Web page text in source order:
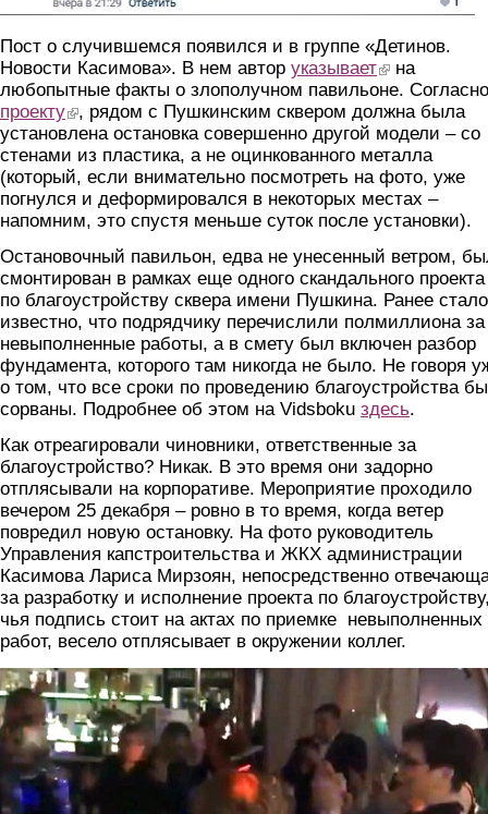
Пост о случившемся появился и в группе «Детинов.
Новости Касимова». В нем автор указывает(link is external)
на
любопытные факты о злополучном павильоне. Согласно
проекту(link is external)
, рядом с Пушкинским сквером должна была
установлена остановка совершенно другой модели – со
стенами из пластика, а не оцинкованного металла
(который, если внимательно посмотреть на фото, уже
погнулся и деформировался в некоторых местах –
напомним, это спустя меньше суток после установки).
Остановочный павильон, едва не унесенный ветром,
смонтирован в рамках еще одного скандального
по благоустройству сквера имени Пушкина. Ранее стало
известно, что подрядчику перечислили полмиллиона за
невыполненные работы, а в смету был включен разбор
фундамента, которого там никогда не было. Не говоря
о том, что все сроки по проведению благоустройства
сорваны. Подробнее об этом на Vidsboku здесь.
Как отреагировали чиновники, ответственные за
благоустройство? Никак. В это время они задорно
отплясывали на корпоративе. Мероприятие проходило
вечером 25 декабря – ровно в то время, когда ветер
повредил новую остановку. На фото руководитель
Управления капстроительства и ЖКХ администрации
Касимова Лариса Мирзоян, непосредственно
за разработку и исполнение проекта по
чья подпись стоит на актах по приемке невыполненных
работ, весело отплясывает в окружении коллег.
16p4c_nc3qq_1.jpg